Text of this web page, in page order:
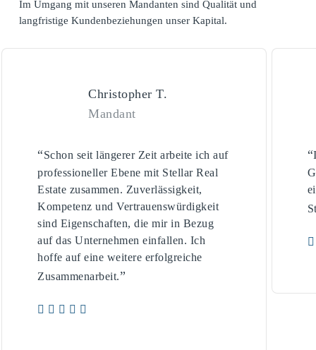
Im Umgang mit unseren Mandanten sind Qualität und
langfristige Kundenbeziehungen unser Kapital.
Christopher T.
Mandant
“Schon seit längerer Zeit arbeite ich auf
professioneller Ebene mit Stellar Real
Estate zusammen. Zuverlässigkeit,
Kompetenz und Vertrauenswürdigkeit
sind Eigenschaften, die mir in Bezug
auf das Unternehmen einfallen. Ich
hoffe auf eine weitere erfolgreiche
Zusammenarbeit.”
“